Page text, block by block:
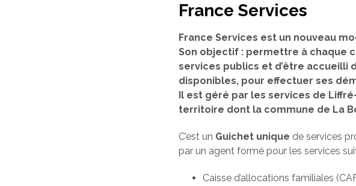
France Services
France Services est un nouveau
Son objectif : permettre à chaque
services publics et d’être accueilli
disponibles, pour effectuer ses
Il est géré par les services de
territoire dont la commune de La
C’est un Guichet unique de services
par un agent formé pour les services
Caisse d’allocations familiales